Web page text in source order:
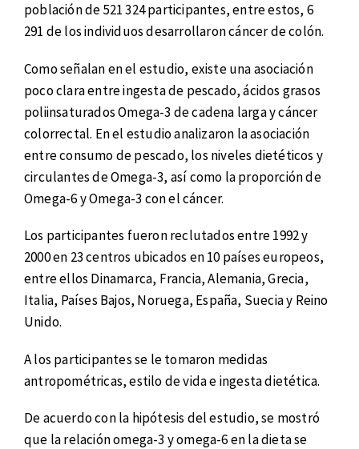
población de 521 324 participantes, entre estos, 6
291 de los individuos desarrollaron cáncer de colón.
Como señalan en el estudio, existe una asociación
poco clara entre ingesta de pescado, ácidos grasos
poliinsaturados Omega-3 de cadena larga y cáncer
colorrectal. En el estudio analizaron la asociación
entre consumo de pescado, los niveles dietéticos y
circulantes de Omega-3, así como la proporción de
Omega-6 y Omega-3 con el cáncer.
Los participantes fueron reclutados entre 1992 y
2000 en 23 centros ubicados en 10 países europeos,
entre ellos Dinamarca, Francia, Alemania, Grecia,
Italia, Países Bajos, Noruega, España, Suecia y Reino
Unido.
A los participantes se le tomaron medidas
antropométricas, estilo de vida e ingesta dietética.
De acuerdo con la hipótesis del estudio, se mostró
que la relación omega-3 y omega-6 en la dieta se